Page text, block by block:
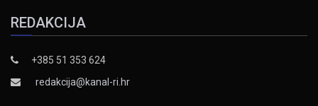
REDAKCIJA
+385 51 353 624
redakcija@kanal-ri.hr